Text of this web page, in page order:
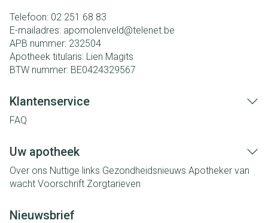
Telefoon: 02 251 68 83
E-mailadres: apomolenveld@telenet.be
APB nummer: 232504
Apotheek titularis: Lien Magits
BTW nummer: BE0424329567
Klantenservice
FAQ
Uw apotheek
Over ons Nuttige links Gezondheidsnieuws Apotheker van
wacht Voorschrift Zorgtarieven
Nieuwsbrief